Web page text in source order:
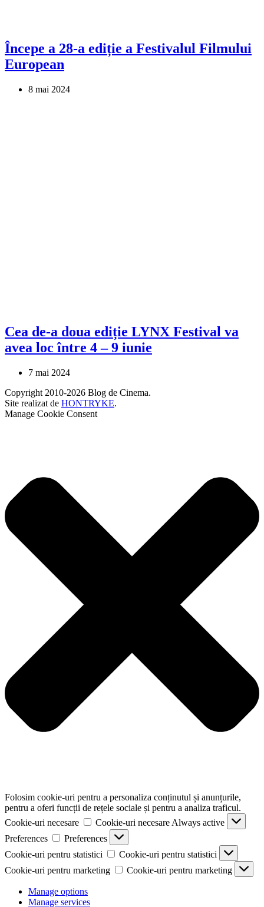
Începe a 28-a ediție a Festivalul Filmului
European
8 mai 2024
Cea de-a doua ediție LYNX Festival va
avea loc între 4 – 9 iunie
7 mai 2024
Copyright 2010-2026 Blog de Cinema.
Site realizat de HONTRYKE.
Manage Cookie Consent
Folosim cookie-uri pentru a personaliza conținutul și anunțurile,
pentru a oferi funcții de rețele sociale și pentru a analiza traficul.
Cookie-uri necesare
Cookie-uri necesare Always active
Preferences
Preferences
Cookie-uri pentru statistici
Cookie-uri pentru statistici
Cookie-uri pentru marketing
Cookie-uri pentru marketing
Manage options
Manage services